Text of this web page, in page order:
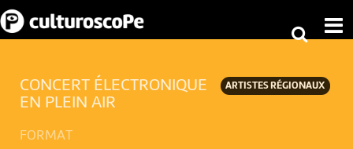
ARTISTES RÉGIONAUX
CONCERT ÉLECTRONIQUE
EN PLEIN AIR
FORMAT